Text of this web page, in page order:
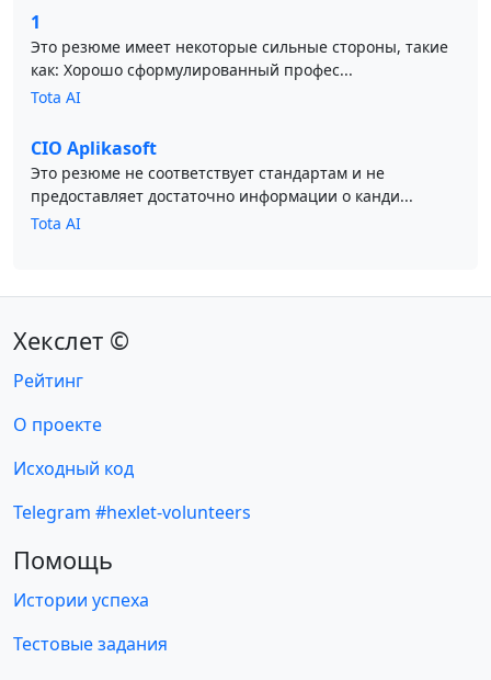
1
Это резюме имеет некоторые сильные стороны, такие
как: Хорошо сформулированный профес...
Tota AI
CIO Aplikasoft
Это резюме не соответствует стандартам и не
предоставляет достаточно информации о канди...
Tota AI
Хекслет ©
Рейтинг
О проекте
Исходный код
Telegram #hexlet-volunteers
Помощь
Истории успеха
Тестовые задания